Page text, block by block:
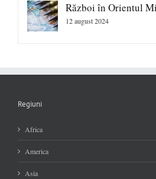
Război în Orientul
12 august 2024
Regiuni
Africa
America
Asia